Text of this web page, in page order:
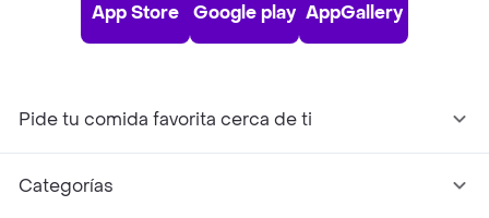
App Store Google play AppGallery
Pide tu comida favorita cerca de ti
Categorías